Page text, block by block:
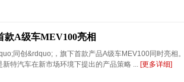
款A级车MEV100亮相
同创&rdquo;，旗下首款产品A级车MEV100同时亮相。
特汽车在新市场环境下提出的产品策略 ... [更多详细]